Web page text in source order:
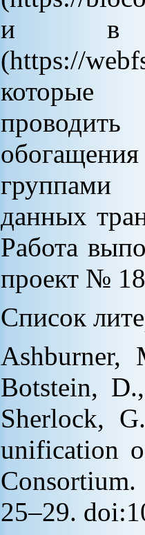
и в
(https://
которые
группами
данных
Работа
проект №
Список
Botstein,
Sherlock,
unification
25–29.